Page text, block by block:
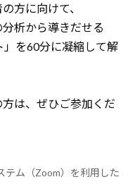
方に向けて、
析から導きだせる
」を60分に凝縮して解
は、ぜひご参加くだ
ム（Zoom）を利用した